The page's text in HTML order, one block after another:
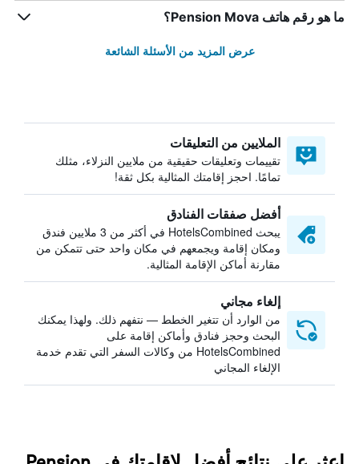
ما هو رقم هاتف Pension Mova؟
عرض المزيد من الأسئلة الشائعة
الملايين من التعليقات
تقييمات وتعليقات حقيقية من ملايين النزلاء، مثلك
تمامًا. احجز إقامتك المثالية بكل ثقة!
أفضل صفقات الفنادق
يبحث HotelsCombined في أكثر من 3 ملايين فندق
ومكان إقامة ويجمعهم في مكان واحد حتى تتمكن من
مقارنة أماكن الإقامة المثالية.
إلغاء مجاني
من الوارد أن تتغير الخطط — نتفهم ذلك. ولهذا يمكنك
البحث وحجز فنادق وأماكن إقامة على
HotelsCombined من وكالات السفر التي تقدم خدمة
الإلغاء المجاني